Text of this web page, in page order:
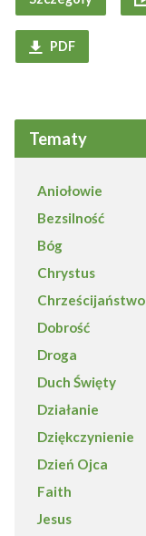
PDF
Tematy
Aniołowie
Bezsilność
Bóg
Chrystus
Chrześcijaństwo
Dobrość
Droga
Duch Święty
Działanie
Dziękczynienie
Dzień Ojca
Faith
Jesus